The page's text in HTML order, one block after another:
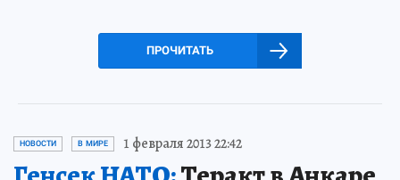
ПРОЧИТАТЬ
НОВОСТИ В МИРЕ 1 февраля 2013 22:42